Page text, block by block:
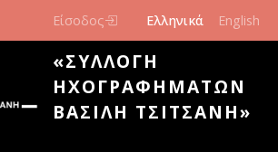
Είσοδος Ελληνικά English
«ΣΥΛΛΟΓΉ
ΗΧΟΓΡΑΦΗΜΆΤΩΝ
ΒΑΣΊΛΗ ΤΣΙΤΣΆΝΗ»